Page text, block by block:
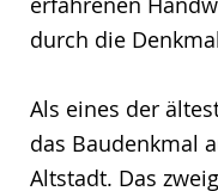
durch die
Als eines der
das Baudenkmal
Altstadt. Das